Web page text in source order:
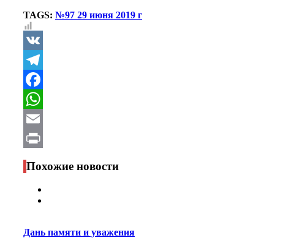
TAGS: №97 29 июня 2019 г
VK
Telegram
Facebook
WhatsApp
Email
Print
Похожие новости
Дань памяти и уважения